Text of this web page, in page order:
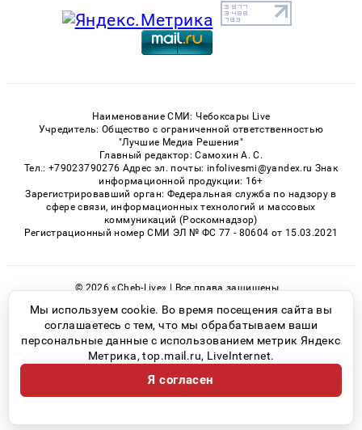
Наименование СМИ: Чебоксары Live
Учредитель: Общество с ограниченной ответственностью
"Лучшие Медиа Решения"
Главный редактор: Самохин А. С.
Тел.: +79023790276 Адрес эл. почты: infolivesmi@yandex.ru Знак
информационной продукции: 16+
Зарегистрировавший орган: Федеральная служба по надзору в
сфере связи, информационных технологий и массовых
коммуникаций (Роскомнадзор)
Регистрационный номер СМИ ЭЛ № ФС 77 - 80604 от 15.03.2021
© 2026 «Cheb-Live» | Все права защищены
Возрастная категория сайта 16+
Политика конфиденциальности
Мы используем cookie. Во время посещения сайта вы
соглашаетесь с тем, что мы обрабатываем ваши
персональные данные с использованием метрик Яндекс
Метрика, top.mail.ru, LiveInternet.
Я согласен